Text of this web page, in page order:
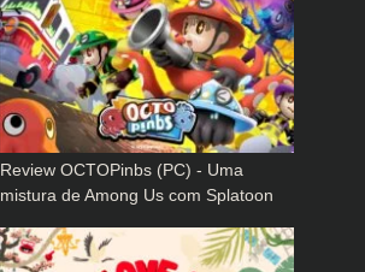
Review OCTOPinbs (PC) - Uma
mistura de Among Us com Splatoon